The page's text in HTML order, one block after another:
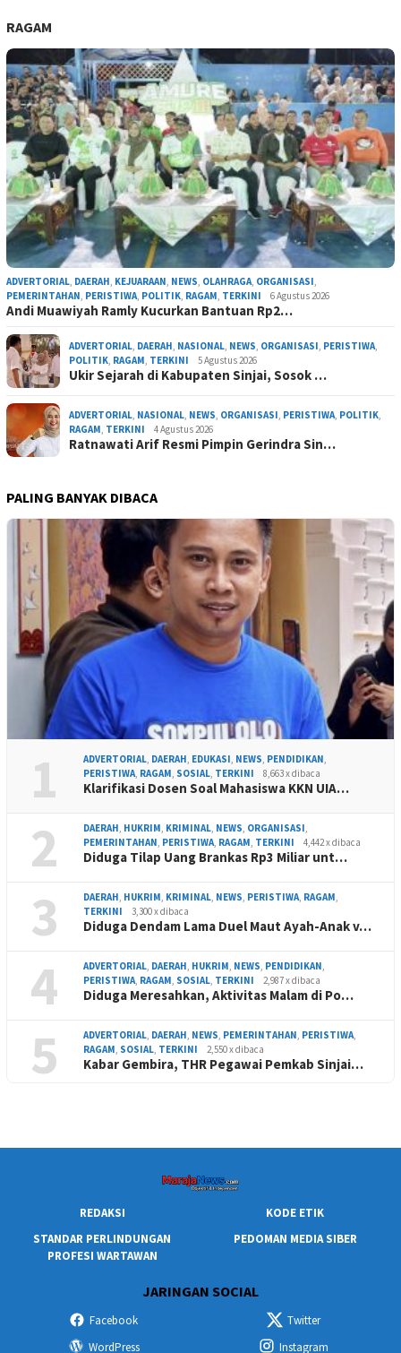
RAGAM
ADVERTORIAL, DAERAH, KEJUARAAN, NEWS, OLAHRAGA, ORGANISASI,
PEMERINTAHAN, PERISTIWA, POLITIK, RAGAM, TERKINI 6 Agustus 2026
Andi Muawiyah Ramly Kucurkan Bantuan Rp2…
ADVERTORIAL, DAERAH, NASIONAL, NEWS, ORGANISASI, PERISTIWA,
POLITIK, RAGAM, TERKINI 5 Agustus 2026
Ukir Sejarah di Kabupaten Sinjai, Sosok …
ADVERTORIAL, NASIONAL, NEWS, ORGANISASI, PERISTIWA, POLITIK,
RAGAM, TERKINI 4 Agustus 2026
Ratnawati Arif Resmi Pimpin Gerindra Sin…
PALING BANYAK DIBACA
1 ADVERTORIAL, DAERAH, EDUKASI, NEWS, PENDIDIKAN,
PERISTIWA, RAGAM, SOSIAL, TERKINI 8,663 x dibaca
Klarifikasi Dosen Soal Mahasiswa KKN UIA…
2 DAERAH, HUKRIM, KRIMINAL, NEWS, ORGANISASI,
PEMERINTAHAN, PERISTIWA, RAGAM, TERKINI 4,442 x dibaca
Diduga Tilap Uang Brankas Rp3 Miliar unt…
3 DAERAH, HUKRIM, KRIMINAL, NEWS, PERISTIWA, RAGAM,
TERKINI
3,300 x dibaca
Diduga Dendam Lama Duel Maut Ayah-Anak v…
4 ADVERTORIAL, DAERAH, HUKRIM, NEWS, PENDIDIKAN,
PERISTIWA, RAGAM, SOSIAL, TERKINI 2,987 x dibaca
Diduga Meresahkan, Aktivitas Malam di Po…
5 ADVERTORIAL, DAERAH, NEWS, PEMERINTAHAN, PERISTIWA,
RAGAM, SOSIAL, TERKINI 2,550 x dibaca
Kabar Gembira, THR Pegawai Pemkab Sinjai…
REDAKSI
KODE ETIK
STANDAR PERLINDUNGAN
PROFESI WARTAWAN
PEDOMAN MEDIA SIBER
JARINGAN SOCIAL
Facebook
Twitter
WordPress
Instagram